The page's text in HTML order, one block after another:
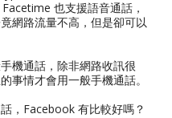
Facetime 也支援語音通話，
網路流量不高，但是卻可以
機通話，除非網路收訊很
事情才會用一般手機通話。
，Facebook 有比較好嗎？